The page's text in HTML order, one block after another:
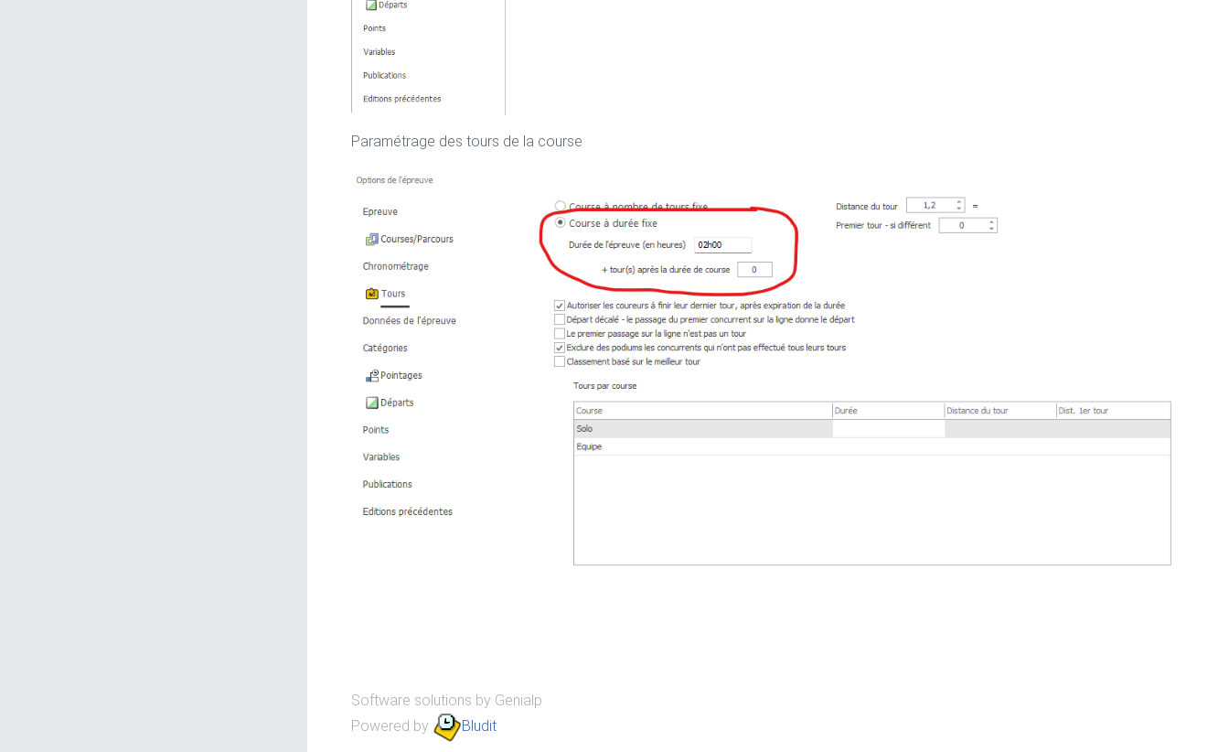
Paramétrage des tours de la course
Software solutions by Genialp
Powered by
Bludit